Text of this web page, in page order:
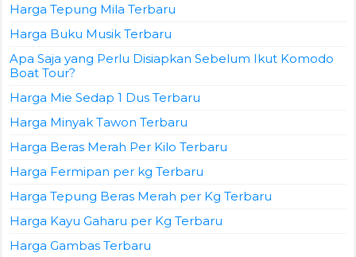
Harga Tepung Mila Terbaru
Harga Buku Musik Terbaru
Apa Saja yang Perlu Disiapkan Sebelum Ikut Komodo
Boat Tour?
Harga Mie Sedap 1 Dus Terbaru
Harga Minyak Tawon Terbaru
Harga Beras Merah Per Kilo Terbaru
Harga Fermipan per kg Terbaru
Harga Tepung Beras Merah per Kg Terbaru
Harga Kayu Gaharu per Kg Terbaru
Harga Gambas Terbaru